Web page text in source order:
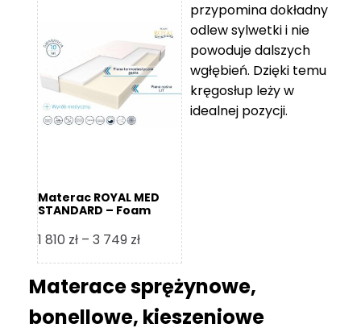
119 zł
do
11
670 zł
Materac ROYAL MED
STANDARD – Foam
1 810 zł – 3 749 złZakres
cen:
od
1
810 zł
przypomina dokładny
odlew sylwetki i nie
powoduje dalszych
wgłębień. Dzięki temu
kręgosłup leży w
idealnej pozycji.
Materace sprężynowe,
bonellowe, kieszeniowe